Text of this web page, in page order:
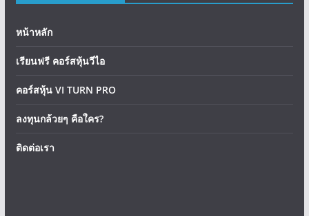
หน้าหลัก
เรียนฟรี คอร์สหุ้นวีไอ
คอร์สหุ้น VI TURN PRO
ลงทุนกล้วยๆ คือใคร?
ติดต่อเรา